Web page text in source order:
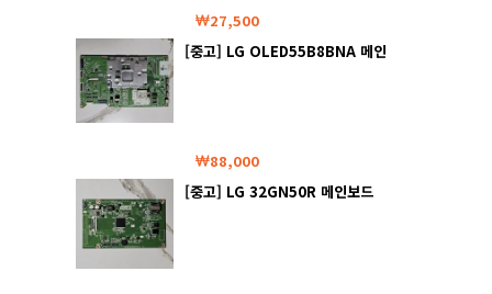
27,500
[중고] LG OLED55B8BNA 메인
88,000
[중고] LG 32GN50R 메인보드